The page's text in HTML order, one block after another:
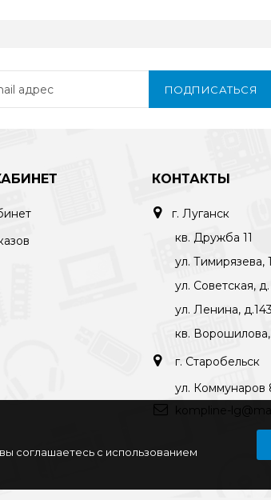
ПОДПИСАТЬСЯ
КОНТАКТЫ
г. Луганск
кв. Дружба 11
ул. Тимирязева,
ул. Советская,
ул. Ленина, д.143
кв.
г. Старобельск
ул. Коммунаров
kompline-
соглашаетесь с использованием